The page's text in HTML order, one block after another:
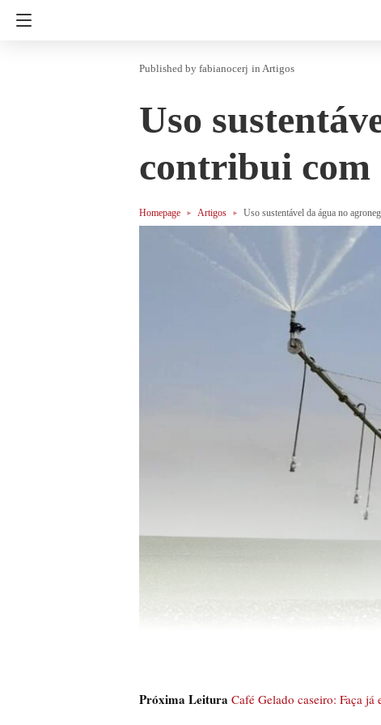
fabianocerj in Artigos
Uso
contribui
Homepage Artigos Uso sustentável da água no
Próxima Leitura Café Gelado caseiro: Faça já